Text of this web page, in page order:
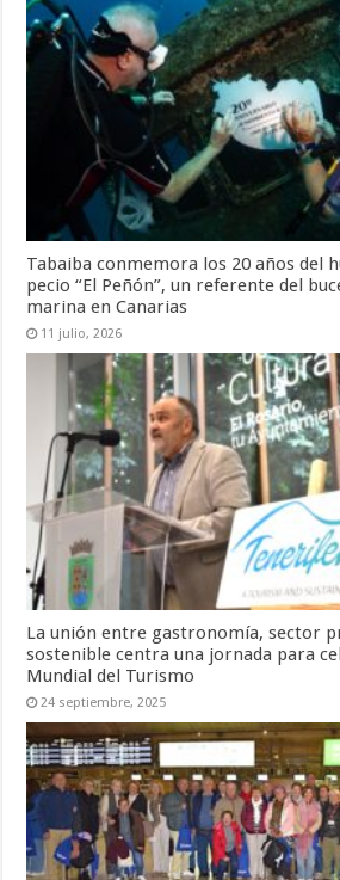
Tabaiba conmemora los 20 años del
pecio “El Peñón”, un referente del
marina en Canarias
11 julio, 2026
La unión entre gastronomía, sector
sostenible centra una jornada para
Mundial del Turismo
24 septiembre, 2025